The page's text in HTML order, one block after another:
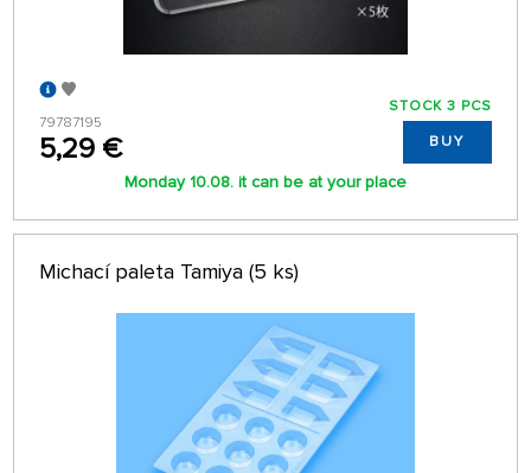
79787195
5,29 €
STOCK 3 PCS
BUY
Monday 10.08. it can be at your place
Michací paleta Tamiya (5 ks)